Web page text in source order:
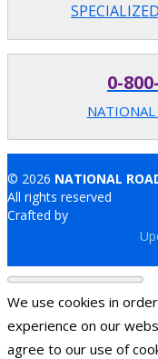
0-
© 2026 NATIONAL
All rights reserved
Crafted by
We use cookies in
experience on our
agree to our use of